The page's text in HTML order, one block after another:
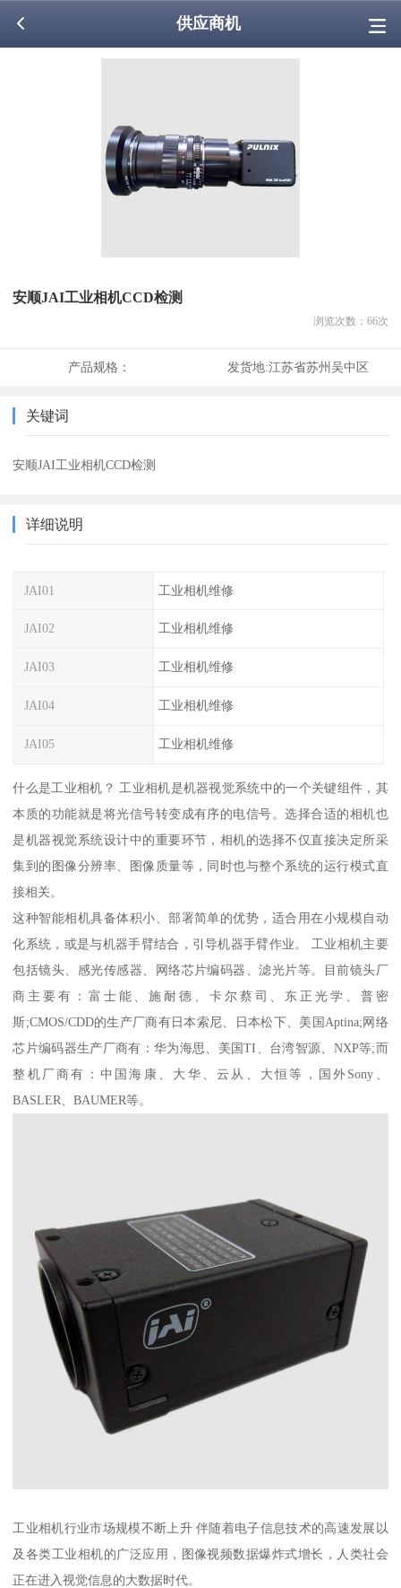
供应商机
安顺JAI工业相机CCD检测
浏览次数： 66次
产品规格： 发货地:江苏省苏州吴中区
关键词
安顺JAI工业相机CCD检测
详细说明
JAI01 工业相机维修
JAI02 工业相机维修
JAI03 工业相机维修
JAI04 工业相机维修
JAI05 工业相机维修
什么是工业相机？ 工业相机是机器视觉系统中的一个关键组件，其
本质的功能就是将光信号转变成有序的电信号。选择合适的相机也
是机器视觉系统设计中的重要环节，相机的选择不仅直接决定所采
集到的图像分辨率、图像质量等，同时也与整个系统的运行模式直
接相关。
这种智能相机具备体积小、部署简单的优势，适合用在小规模自动
化系统，或是与机器手臂结合，引导机器手臂作业。 工业相机主要
包括镜头、感光传感器、网络芯片编码器、滤光片等。目前镜头厂
商主要有：富士能、施耐德、卡尔蔡司、东正光学、普密
斯;CMOS/CDD的生产厂商有日本索尼、日本松下、美国Aptina;网络
芯片编码器生产厂商有：华为海思、美国TI、台湾智源、NXP等;而
整机厂商有：中国海康、大华、云从、大恒等，国外Sony、
BASLER、BAUMER等。
工业相机行业市场规模不断上升 伴随着电子信息技术的高速发展以
及各类工业相机的广泛应用，图像视频数据爆炸式增长，人类社会
正在进入视觉信息的大数据时代。